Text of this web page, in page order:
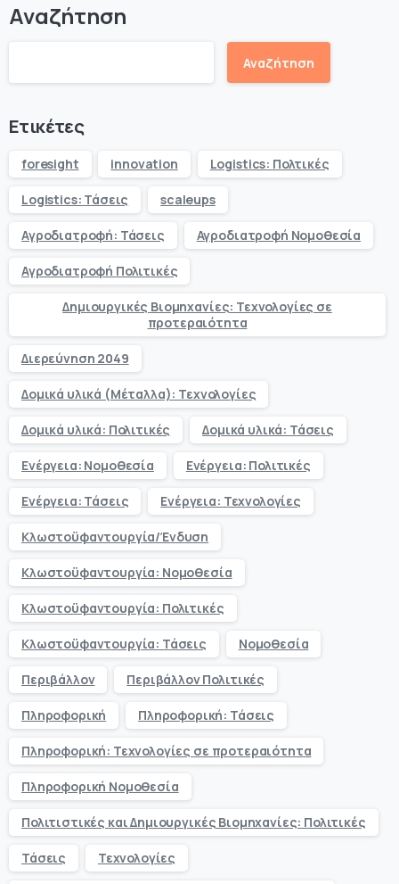
Αναζήτηση
Αναζήτηση
Ετικέτες
foresight innovation Logistics: Πολτικές
Logistics: Τάσεις scaleups
Αγροδιατροφή: Τάσεις Αγροδιατροφή Νομοθεσία
Αγροδιατροφή Πολιτικές
Δημιουργικές Βιομηχανίες: Τεχνολογίες σε
προτεραιότητα
Διερεύνηση 2049
Δομικά υλικά (Μέταλλα): Τεχνολογίες
Δομικά υλικά: Πολιτικές Δομικά υλικά: Τάσεις
Ενέργεια: Νομοθεσία Ενέργεια: Πολιτικές
Ενέργεια: Τάσεις Ενέργεια: Τεχνολογίες
Κλωστοϋφαντουργία/Ένδυση
Κλωστοϋφαντουργία: Νομοθεσία
Κλωστοϋφαντουργία: Πολιτικές
Κλωστοϋφαντουργία: Τάσεις Νομοθεσία
Περιβάλλον Περιβάλλον Πολιτικές
Πληροφορική Πληροφορική: Τάσεις
Πληροφορική: Τεχνολογίες σε προτεραιότητα
Πληροφορική Νομοθεσία
Πολιτιστικές και Δημιουργικές Βιομηχανίες: Πολιτικές
Τάσεις Τεχνολογίες